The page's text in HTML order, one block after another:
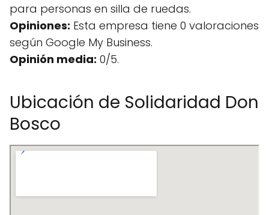
para personas en silla de ruedas.
Opiniones: Esta empresa tiene 0 valoraciones
según Google My Business.
Opinión media: 0/5.
Ubicación de Solidaridad Don
Bosco